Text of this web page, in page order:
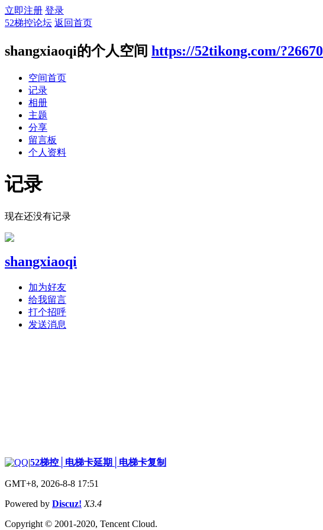
立即注册 登录
52梯控论坛 返回首页
shangxiaoqi的个人空间 https://52tikong.com/?26670
空间首页
记录
相册
主题
分享
留言板
个人资料
记录
现在还没有记录
shangxiaoqi
加为好友
给我留言
打个招呼
发送消息
|52梯控│电梯卡延期│电梯卡复制
GMT+8, 2026-8-8 17:51
Powered by Discuz! X3.4
Copyright © 2001-2020, Tencent Cloud.